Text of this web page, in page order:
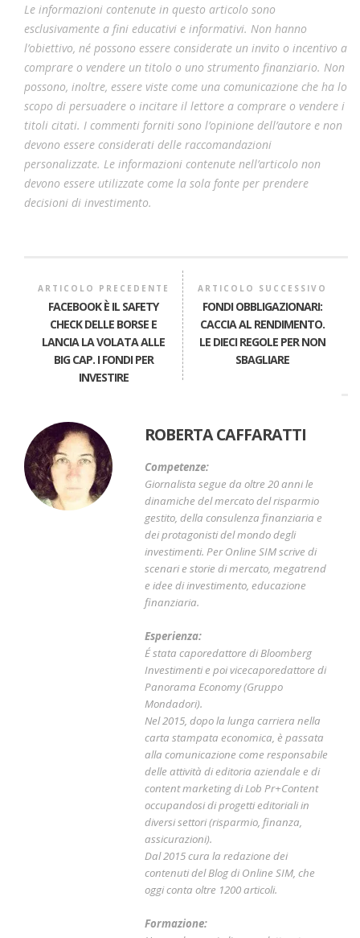
Le informazioni contenute in questo articolo sono
esclusivamente a fini educativi e informativi. Non hanno
l’obiettivo, né possono essere considerate un invito o incentivo a
comprare o vendere un titolo o uno strumento finanziario. Non
possono, inoltre, essere viste come una comunicazione che ha lo
scopo di persuadere o incitare il lettore a comprare o vendere i
titoli citati. I commenti forniti sono l’opinione dell’autore e non
devono essere considerati delle raccomandazioni
personalizzate. Le informazioni contenute nell’articolo non
devono essere utilizzate come la sola fonte per prendere
decisioni di investimento.
ARTICOLO PRECEDENTE
FACEBOOK È IL SAFETY
CHECK DELLE BORSE E
LANCIA LA VOLATA ALLE
BIG CAP. I FONDI PER
INVESTIRE
ARTICOLO SUCCESSIVO
FONDI OBBLIGAZIONARI:
CACCIA AL RENDIMENTO.
LE DIECI REGOLE PER NON
SBAGLIARE
ROBERTA CAFFARATTI
Competenze:
Giornalista segue da oltre 20 anni le
dinamiche del mercato del risparmio
gestito, della consulenza finanziaria e
dei protagonisti del mondo degli
investimenti. Per Online SIM scrive di
scenari e storie di mercato, megatrend
e idee di investimento, educazione
finanziaria.
Esperienza:
É stata caporedattore di Bloomberg
Investimenti e poi vicecaporedattore di
Panorama Economy (Gruppo
Mondadori).
Nel 2015, dopo la lunga carriera nella
carta stampata economica, è passata
alla comunicazione come responsabile
delle attività di editoria aziendale e di
content marketing di Lob Pr+Content
occupandosi di progetti editoriali in
diversi settori (risparmio, finanza,
assicurazioni).
Dal 2015 cura la redazione dei
contenuti del Blog di Online SIM, che
oggi conta oltre 1200 articoli.
Formazione: